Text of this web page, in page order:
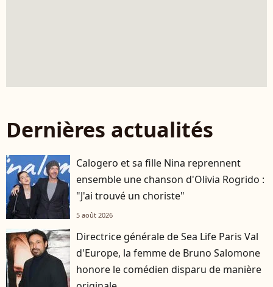
Dernières actualités
Calogero et sa fille Nina reprennent
ensemble une chanson d'Olivia Rogrido :
"J'ai trouvé un choriste"
5 août 2026
Directrice générale de Sea Life Paris Val
d'Europe, la femme de Bruno Salomone
honore le comédien disparu de manière